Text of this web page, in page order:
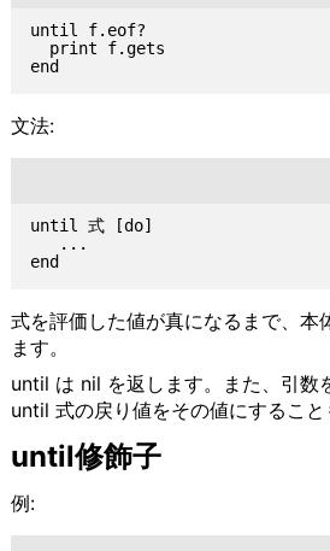
until f.eof?
  print f.gets
end
文法:
until 式 [do]
   ...
end
式を評価した値が真になるまで、本
ます。
until は nil を返します。また、引数
until 式の戻り値をその値にすること
until修飾子
例: